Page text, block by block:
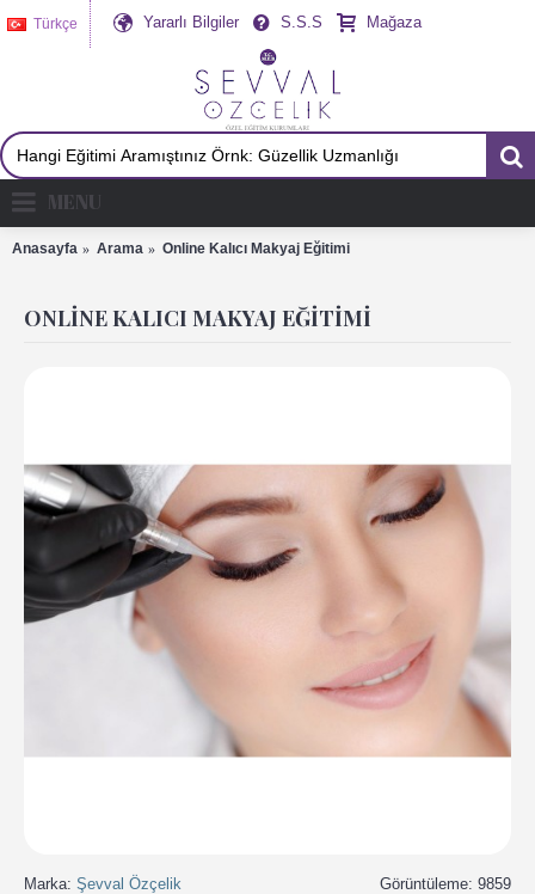
Türkçe Yararlı Bilgiler S.S.S Mağaza
MENU
Anasayfa Arama Online Kalıcı Makyaj Eğitimi
ONLINE KALICI MAKYAJ EĞITIMI
Görüntüleme: 9859
Marka: Şevval Özçelik